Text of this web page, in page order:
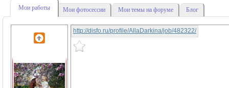
Мои работы Мои фотосессии Мои темы на форуме Блог
http://disfo.ru/profile/AllaDarkina/job/482322/